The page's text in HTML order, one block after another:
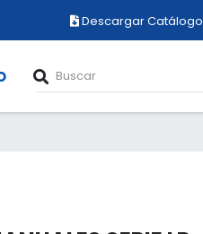
Descargar Catálogo